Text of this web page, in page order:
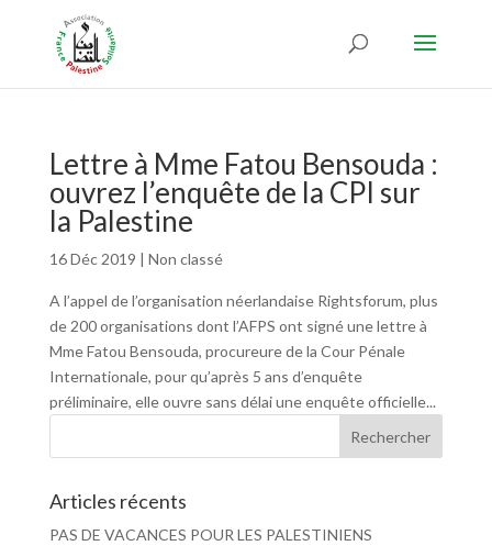
Lettre à Mme Fatou Bensouda :
ouvrez l’enquête de la CPI sur
la Palestine
16 Déc 2019 | Non classé
A l’appel de l’organisation néerlandaise Rightsforum, plus
de 200 organisations dont l’AFPS ont signé une lettre à
Mme Fatou Bensouda, procureure de la Cour Pénale
Internationale, pour qu’après 5 ans d’enquête
préliminaire, elle ouvre sans délai une enquête officielle...
Articles récents
PAS DE VACANCES POUR LES PALESTINIENS